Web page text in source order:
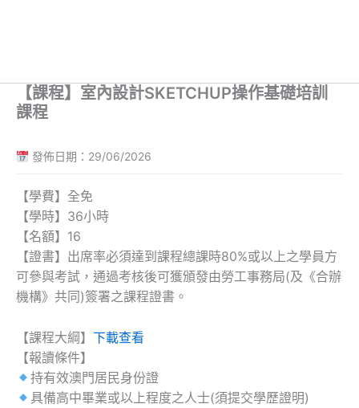
【課程】室內設計SKETCHUP操作基礎培訓
課程
發佈日期：29/06/2026
【學費】全免
【學時】36小時
【名額】16
【證書】出席率必須達到課程總課時80%或以上之學員方
可參與考試，通過考核後可獲頒發由勞工事務局(及《合辦
機構》共同)簽署之課程證書。
【課程大綱】 下載查看
【報讀條件】
持有效澳門居民身份證
具備高中畢業或以上程度之人士(須提交學歷證明)